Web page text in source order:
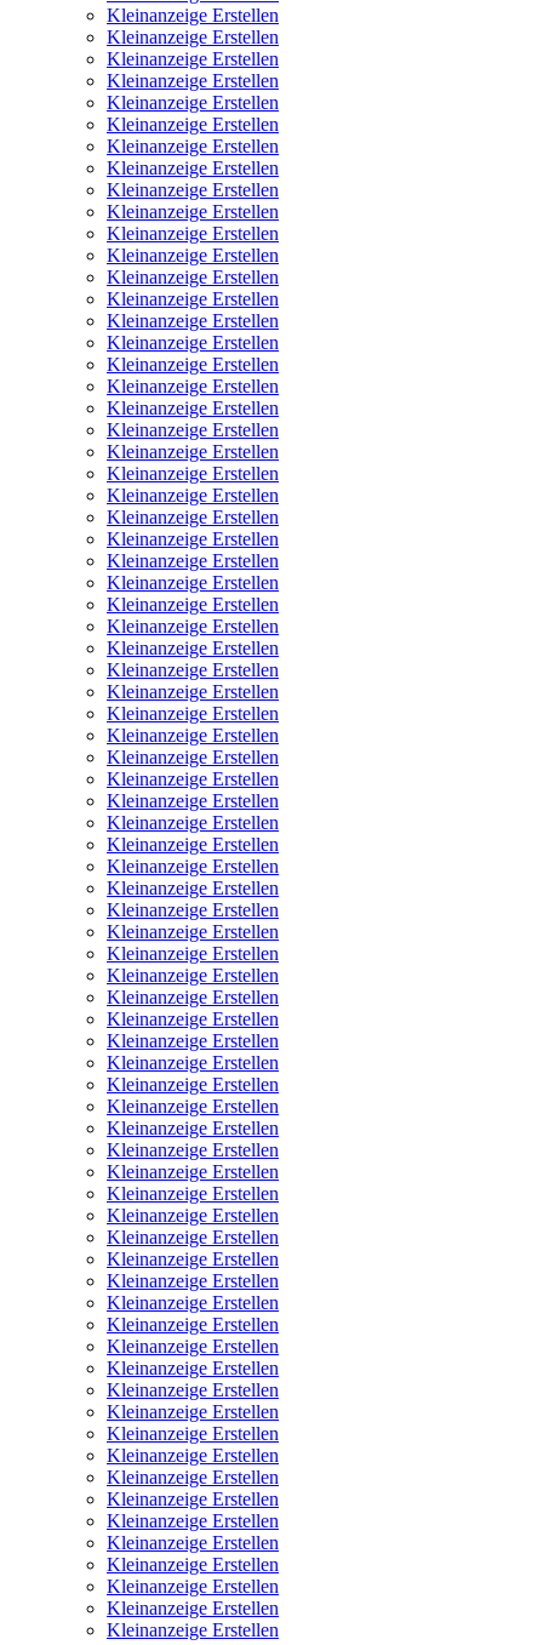
Kleinanzeige Erstellen
Kleinanzeige Erstellen
Kleinanzeige Erstellen
Kleinanzeige Erstellen
Kleinanzeige Erstellen
Kleinanzeige Erstellen
Kleinanzeige Erstellen
Kleinanzeige Erstellen
Kleinanzeige Erstellen
Kleinanzeige Erstellen
Kleinanzeige Erstellen
Kleinanzeige Erstellen
Kleinanzeige Erstellen
Kleinanzeige Erstellen
Kleinanzeige Erstellen
Kleinanzeige Erstellen
Kleinanzeige Erstellen
Kleinanzeige Erstellen
Kleinanzeige Erstellen
Kleinanzeige Erstellen
Kleinanzeige Erstellen
Kleinanzeige Erstellen
Kleinanzeige Erstellen
Kleinanzeige Erstellen
Kleinanzeige Erstellen
Kleinanzeige Erstellen
Kleinanzeige Erstellen
Kleinanzeige Erstellen
Kleinanzeige Erstellen
Kleinanzeige Erstellen
Kleinanzeige Erstellen
Kleinanzeige Erstellen
Kleinanzeige Erstellen
Kleinanzeige Erstellen
Kleinanzeige Erstellen
Kleinanzeige Erstellen
Kleinanzeige Erstellen
Kleinanzeige Erstellen
Kleinanzeige Erstellen
Kleinanzeige Erstellen
Kleinanzeige Erstellen
Kleinanzeige Erstellen
Kleinanzeige Erstellen
Kleinanzeige Erstellen
Kleinanzeige Erstellen
Kleinanzeige Erstellen
Kleinanzeige Erstellen
Kleinanzeige Erstellen
Kleinanzeige Erstellen
Kleinanzeige Erstellen
Kleinanzeige Erstellen
Kleinanzeige Erstellen
Kleinanzeige Erstellen
Kleinanzeige Erstellen
Kleinanzeige Erstellen
Kleinanzeige Erstellen
Kleinanzeige Erstellen
Kleinanzeige Erstellen
Kleinanzeige Erstellen
Kleinanzeige Erstellen
Kleinanzeige Erstellen
Kleinanzeige Erstellen
Kleinanzeige Erstellen
Kleinanzeige Erstellen
Kleinanzeige Erstellen
Kleinanzeige Erstellen
Kleinanzeige Erstellen
Kleinanzeige Erstellen
Kleinanzeige Erstellen
Kleinanzeige Erstellen
Kleinanzeige Erstellen
Kleinanzeige Erstellen
Kleinanzeige Erstellen
Kleinanzeige Erstellen
Kleinanzeige Erstellen